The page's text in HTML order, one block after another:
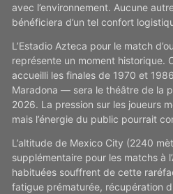
avec l’environnement. Aucune
bénéficiera d’un tel confort
L’Estadio Azteca pour le match
représente un moment historique.
accueilli les finales de 1970 et
Maradona — sera le théâtre de la
2026. La pression sur les joueurs
mais l’énergie du public pourrait
L’altitude de Mexico City (2240
supplémentaire pour les matchs à
habituées souffrent de cette
fatigue prématurée, récupération